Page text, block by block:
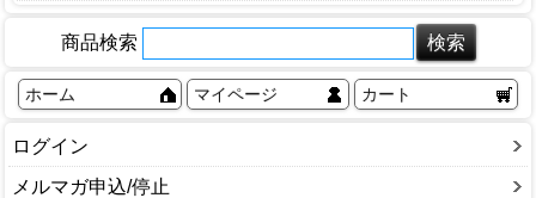
その他
ヘルメット（バイク）
ボディカバー・ハンドルカバー
車体カバー
電装関連
スタンド
タイヤ
チューブ
パンク修理
ヘルメット
商品検索
ホーム マイページ カート
ログイン
メルマガ申込/停止